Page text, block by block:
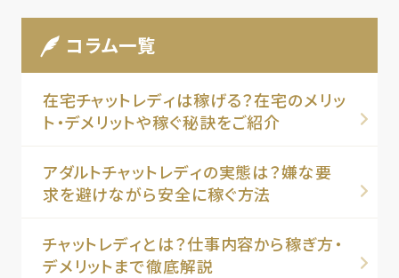
コラム一覧
在宅チャットレディは稼げる？在宅のメリッ
ト・デメリットや稼ぐ秘訣をご紹介
アダルトチャットレディの実態は？嫌な要
求を避けながら安全に稼ぐ方法
チャットレディとは？仕事内容から稼ぎ方・
デメリットまで徹底解説